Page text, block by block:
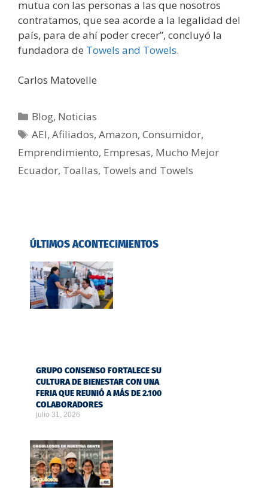
mutua con las personas a las que nosotros
contratamos, que sea acorde a la legalidad del
país, para de ahí poder crecer”, concluyó la
fundadora de Towels and Towels.
Carlos Matovelle
Blog, Noticias
AEI,Afiliados,Amazon,Consumidor,
Emprendimiento, Empresas, Mucho Mejor
Ecuador, Toallas, Towels and Towels
ÚLTIMOS ACONTECIMIENTOS
GRUPO CONSENSO FORTALECE SU
CULTURA DE BIENESTAR CON UNA
FERIA QUE REUNIÓ A MÁS DE 2.100
COLABORADORES
julio 31, 2026